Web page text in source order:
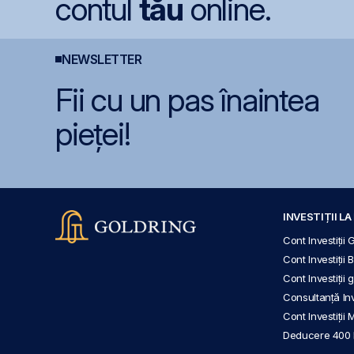
contul tău online.
NEWSLETTER
Fii cu un pas înaintea
pieței!
INVESTIȚII LA
Cont Investiții
Cont Investiții
Cont Investiții
Consultanță
Cont Investiții
Deducere 400